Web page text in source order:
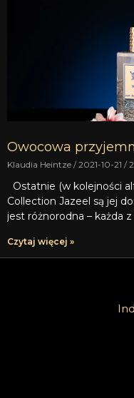
Owocowa
Klaudia Heintze 2021-10-21 2
Ostatnie (w kolejności
Collection Jazeel są jej
jest różnorodna – każda
Czytaj więcej »